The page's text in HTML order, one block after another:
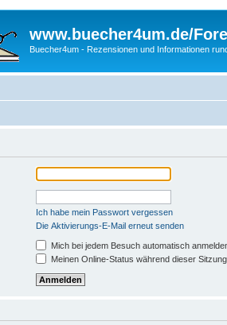
www.buecher4um.de/
Buecher4um - Rezensionen und Informationen
Ich habe mein Passwort vergessen
Die Aktivierungs-E-Mail erneut senden
Mich bei jedem Besuch automatisch
Meinen Online-Status während dieser